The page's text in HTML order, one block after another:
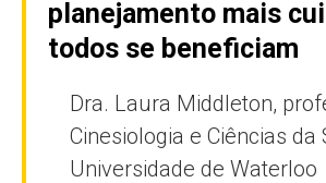
planejamento mais
todos se beneficiam
Dra. Laura Middleton,
Cinesiologia e Ciências da
Universidade de Waterloo